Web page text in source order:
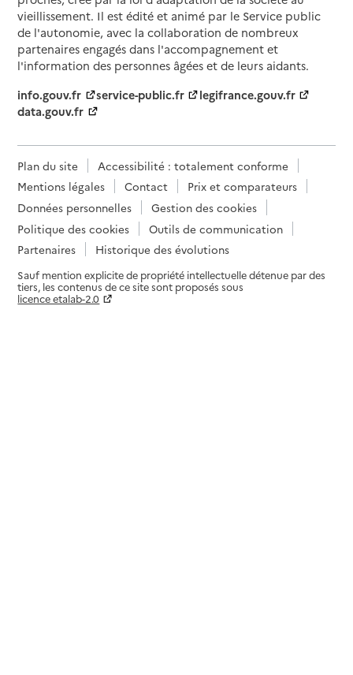
vieillissement. Il est édité et animé par le Service public
de l'autonomie, avec la collaboration de nombreux
partenaires engagés dans l'accompagnement et
l'information des personnes âgées et de leurs aidants.
info.gouv.fr
service-public.fr
legifrance.gouv.fr
data.gouv.fr
Plan du site
Accessibilité : totalement conforme
Mentions légales
Contact
Prix et comparateurs
Données personnelles
Gestion des cookies
Politique des cookies
Outils de communication
Partenaires
Historique des évolutions
Sauf mention explicite de propriété intellectuelle détenue par des
tiers, les contenus de ce site sont proposés sous
licence etalab-2.0